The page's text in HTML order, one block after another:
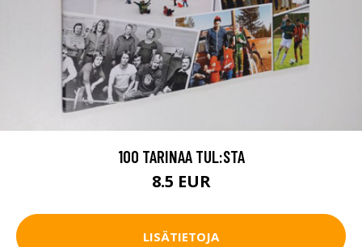
100 TARINAA TUL:STA
8.5 EUR
LISÄTIETOJA